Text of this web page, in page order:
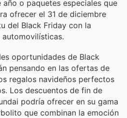
o paquetes especiales que
ofrecer el 31 de diciembre
del Black Friday con la
oportunidades de Black
pensando en las ofertas de
regalos navideños perfectos
Los descuentos de fin de
podría ofrecer en su gama
que combinan la emoción